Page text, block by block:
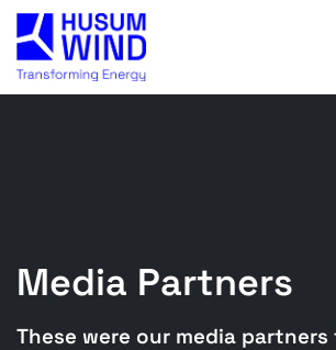
Media Partners
These were our media partners